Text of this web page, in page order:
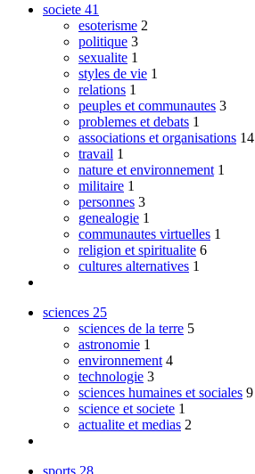
societe 41
esoterisme 2
politique 3
sexualite 1
styles de vie 1
relations 1
peuples et communautes 3
problemes et debats 1
associations et organisations 14
travail 1
nature et environnement 1
militaire 1
personnes 3
genealogie 1
communautes virtuelles 1
religion et spiritualite 6
cultures alternatives 1
sciences 25
sciences de la terre 5
astronomie 1
environnement 4
technologie 3
sciences humaines et sociales 9
science et societe 1
actualite et medias 2
sports 28